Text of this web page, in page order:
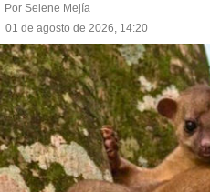
Por Selene Mejía
01 de agosto de 2026, 14:20